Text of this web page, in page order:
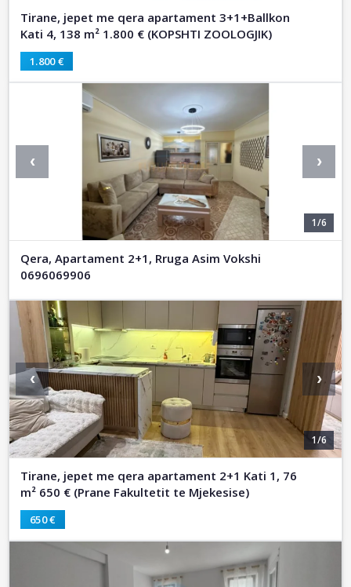
Tirane, jepet me qera apartament 3+1+Ballkon
Kati 4, 138 m² 1.800 € (KOPSHTI ZOOLOGJIK)
1.800 €
1/6
‹ ›
Qera, Apartament 2+1, Rruga Asim Vokshi
0696069906
1/6
‹ ›
Tirane, jepet me qera apartament 2+1 Kati 1, 76
m² 650 € (Prane Fakultetit te Mjekesise)
650 €